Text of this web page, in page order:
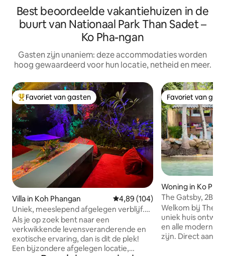
Best beoordeelde vakantiehuizen in de
buurt van Nationaal Park Than Sadet –
Ko Pha-ngan
Gasten zijn unaniem: deze accommodaties worden
hoog gewaardeerd voor hun locatie, netheid en meer.
Topfavoriet van gasten
Favoriet van gasten
Villa in Koh Phangan Gemiddelde beoordeling van
4,89 (104)
Uniek, meeslepend afgelegen verblijf.
Zee en strand
Als je op zoek bent naar een
verkwikkende levensveranderende en
exotische ervaring, dan is dit de plek!
Een bijzondere afgelegen locatie,
Favoriet van
Favoriet van
Woning in Ko
The Gatsby, 2Br
HIN KONG.
Welkom bij The
uniek huis
en alle moderne
zijn. Direct aan